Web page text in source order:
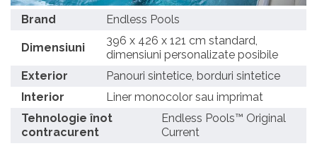
Brand Endless Pools
Dimensiuni
396 x 426 x 121 cm standard,
dimensiuni personalizate posibile
Exterior
Panouri sintetice, borduri sintetice
Interior
Liner monocolor sau imprimat
Tehnologie înot
contracurent
Endless Pools™ Original
Current